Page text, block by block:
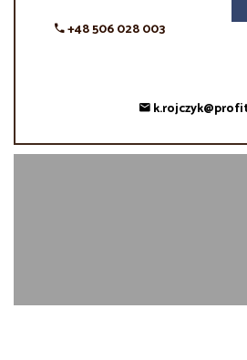
+48 506 028 003